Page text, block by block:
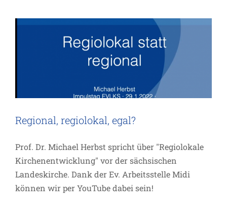
Regional, regiolokal, egal?
Prof. Dr. Michael Herbst spricht über "Regiolokale
Kirchenentwicklung" vor der sächsischen
Landeskirche. Dank der Ev. Arbeitsstelle Midi
können wir per YouTube dabei sein!
Gemeinde-Haus-Arbeit?
Inspiration